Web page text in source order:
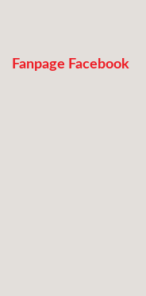
Fanpage Facebook